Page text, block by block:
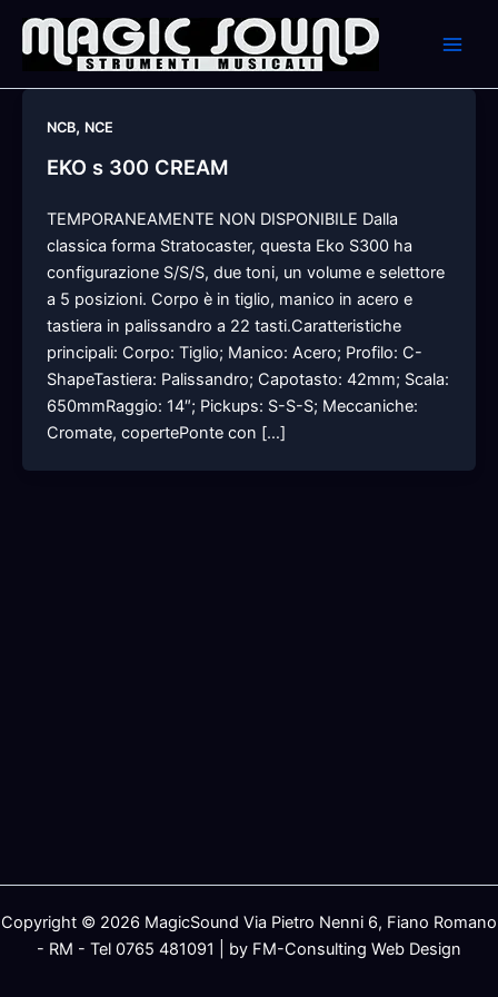
content
NCB, NCE
EKO s 300 CREAM
TEMPORANEAMENTE NON DISPONIBILE Dalla
classica forma Stratocaster, questa Eko S300 ha
configurazione S/S/S, due toni, un volume e selettore
a 5 posizioni. Corpo è in tiglio, manico in acero e
tastiera in palissandro a 22 tasti.Caratteristiche
principali: Corpo: Tiglio; Manico: Acero; Profilo: C-
ShapeTastiera: Palissandro; Capotasto: 42mm; Scala:
650mmRaggio: 14″; Pickups: S-S-S; Meccaniche:
Cromate, copertePonte con […]
Copyright © 2026 MagicSound Via Pietro Nenni 6, Fiano Romano
- RM - Tel 0765 481091 | by FM-Consulting Web Design